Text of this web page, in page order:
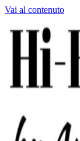
Vai al contenuto